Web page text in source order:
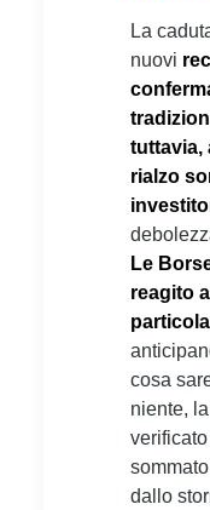
La
nuovi
tuttavia,
rialzo
Le
reagito
cosa
niente,
dallo